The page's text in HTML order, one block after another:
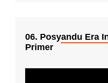
06. Posyandu Era
Primer